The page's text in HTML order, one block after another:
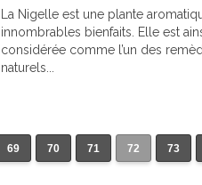
La Nigelle est une plante
innombrables bienfaits. Elle est
considérée comme l’un des
naturels...
69 70 71 72 73